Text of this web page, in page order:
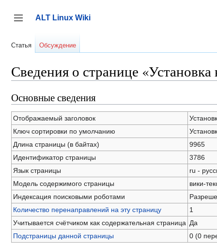
содержанию
Переключить боковую панель
ALT Linux Wiki
Статья Обсуждение
Сведения о странице «Установка
Основные сведения
Отображаемый заголовок
Ключ сортировки по умолчанию
Длина страницы (в байтах)
9965
Идентификатор страницы
3786
Язык страницы
ru -
Модель содержимого страницы
вики-
Индексация поисковыми роботами
Количество перенаправлений на эту страницу
1
Учитывается счётчиком как содержательная страница Да
Подстраницы данной страницы
0 (0